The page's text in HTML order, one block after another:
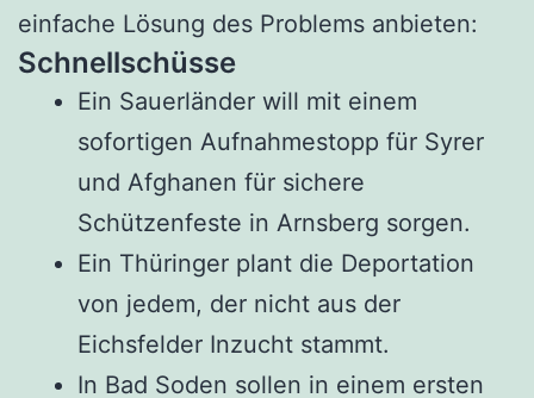
einfache Lösung des Problems anbieten:
Schnellschüsse
Ein Sauerländer will mit einem
sofortigen Aufnahmestopp für Syrer
und Afghanen für sichere
Schützenfeste in Arnsberg sorgen.
Ein Thüringer plant die Deportation
von jedem, der nicht aus der
Eichsfelder Inzucht stammt.
In Bad Soden sollen in einem ersten